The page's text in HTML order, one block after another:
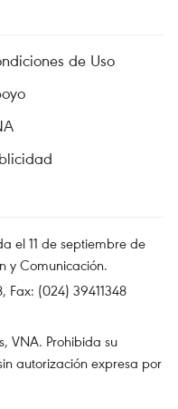
de Uso
el 11 de septiembre de
y Comunicación.
Fax: (024) 39411348
VNA. Prohibida su
autorización expresa por